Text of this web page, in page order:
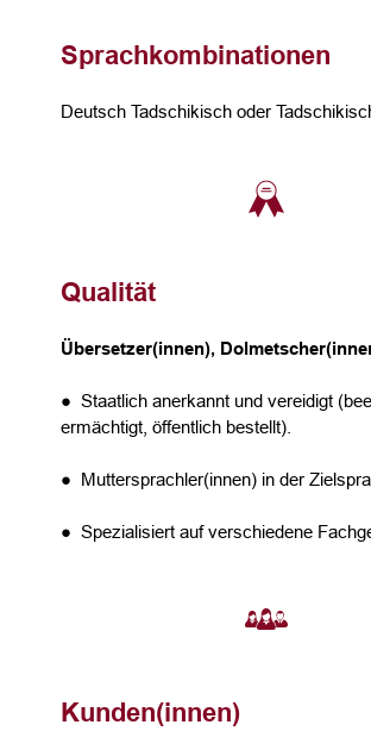
Sprachkombinationen
Deutsch Tadschikisch oder
Qualität
Übersetzer(innen),
● Staatlich anerkannt und vereidigt
ermächtigt, öffentlich bestellt).
● Muttersprachler(innen) in der
● Spezialisiert auf verschiedene
Kunden(innen)